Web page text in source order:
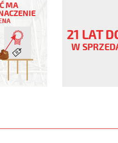
MA
21 LAT
W